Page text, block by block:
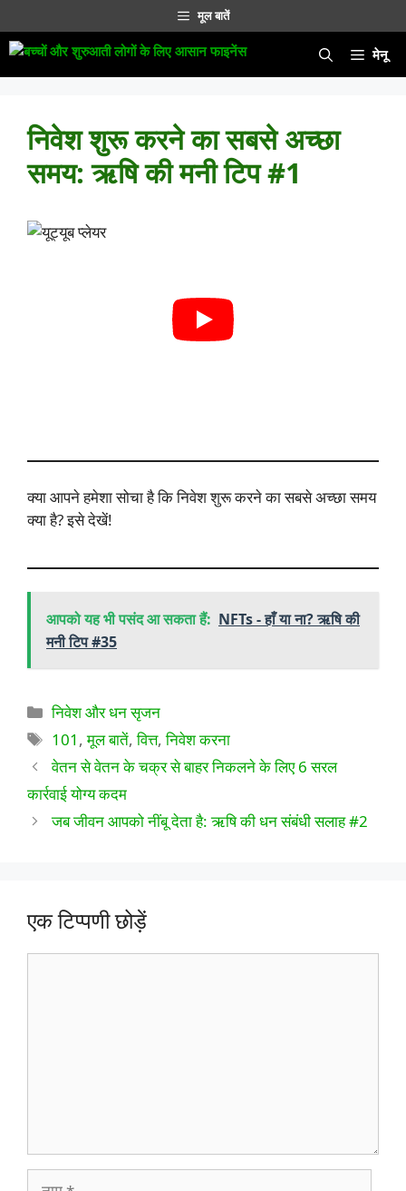
पर
जाएं
मूल बातें
मेनू
निवेश शुरू करने का सबसे अच्छा
समय: ऋषि की मनी टिप #1
क्या आपने हमेशा सोचा है कि निवेश शुरू करने का सबसे अच्छा समय
क्या है? इसे देखें!
आपको यह भी पसंद आ सकता हैं: NFTs - हाँ या ना? ऋषि की
मनी टिप #35
श्रेणियाँ
निवेश और धन सृजन
टैग
101 ,मूल बातें,वित्त,निवेश करना
वेतन से वेतन के चक्र से बाहर निकलने के लिए 6 सरल
कार्रवाई योग्य कदम
जब जीवन आपको नींबू देता है: ऋषि की धन संबंधी सलाह #2
एक टिप्पणी छोड़ें